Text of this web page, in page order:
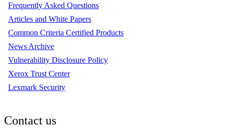
Frequently Asked Questions
Articles and White Papers
Common Criteria Certified Products
News Archive
Vulnerability Disclosure Policy
Xerox Trust Center
Lexmark Security
Contact us